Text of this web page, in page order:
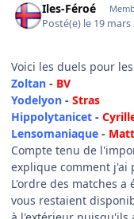
Iles-Féroé
Posté(e) le 19 mars
Voici les duels pour
Zoltan - BV
Yodelyon - Stras
Hippolytanicet -
Lensomaniaque - Matt
Compte tenu de
explique comment j'ai
L'ordre des matches
vous restaient